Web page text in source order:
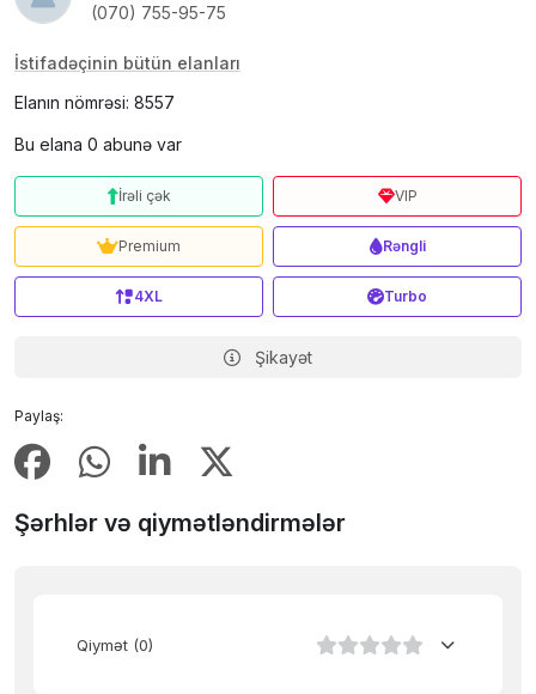
(070) 755-95-75
İstifadəçinin bütün elanları
Elanın nömrəsi: 8557
Bu elana 0 abunə var
Paylaş:
İrəli çək VIP
Premium Rəngli
4XL Turbo
Şikayət
Şərhlər və qiymətləndirmələr
Qiymət (0)